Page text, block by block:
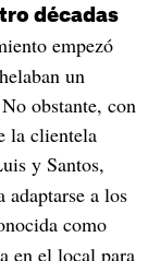
décadas
empezó
un
obstante, con
la clientela
y Santos,
adaptarse a los
como
en el local para